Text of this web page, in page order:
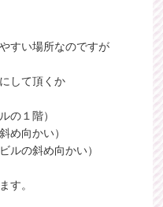
すい場所なのですが
して頂くか
の１階）
め向かい）
ルの斜め向かい）
す。